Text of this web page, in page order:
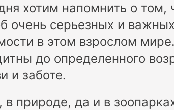
хотим напомнить о том,
очень серьезных и
в этом взрослом
до определенного
и заботе.
природе, да и в